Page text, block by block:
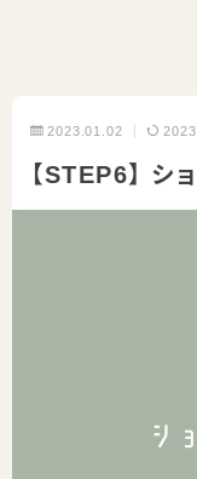
2023.01.02
【STEP6】 シ